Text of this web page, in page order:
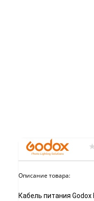
Описание товара:
Кабель питания Godox